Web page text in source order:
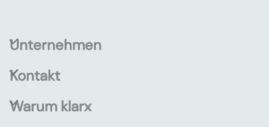
Unternehmen
Kontakt
Warum klarx